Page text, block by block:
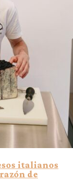
italianos
de